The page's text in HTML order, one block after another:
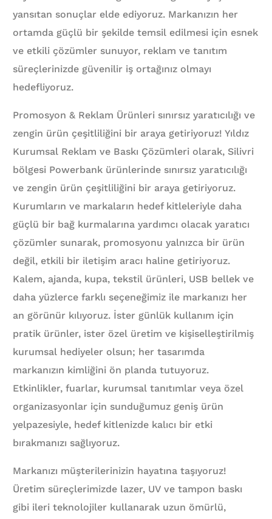
yansıtan sonuçlar elde ediyoruz. Markanızın her
ortamda güçlü bir şekilde temsil edilmesi için esnek
ve etkili çözümler sunuyor, reklam ve tanıtım
süreçlerinizde güvenilir iş ortağınız olmayı
hedefliyoruz.
Promosyon & Reklam Ürünleri sınırsız yaratıcılığı ve
zengin ürün çeşitliliğini bir araya getiriyoruz! Yıldız
Kurumsal Reklam ve Baskı Çözümleri olarak, Silivri
bölgesi Powerbank ürünlerinde sınırsız yaratıcılığı
ve zengin ürün çeşitliliğini bir araya getiriyoruz.
Kurumların ve markaların hedef kitleleriyle daha
güçlü bir bağ kurmalarına yardımcı olacak yaratıcı
çözümler sunarak, promosyonu yalnızca bir ürün
değil, etkili bir iletişim aracı haline getiriyoruz.
Kalem, ajanda, kupa, tekstil ürünleri, USB bellek ve
daha yüzlerce farklı seçeneğimiz ile markanızı her
an görünür kılıyoruz. İster günlük kullanım için
pratik ürünler, ister özel üretim ve kişiselleştirilmiş
kurumsal hediyeler olsun; her tasarımda
markanızın kimliğini ön planda tutuyoruz.
Etkinlikler, fuarlar, kurumsal tanıtımlar veya özel
organizasyonlar için sunduğumuz geniş ürün
yelpazesiyle, hedef kitlenizde kalıcı bir etki
bırakmanızı sağlıyoruz.
Markanızı müşterilerinizin hayatına taşıyoruz!
Üretim süreçlerimizde lazer, UV ve tampon baskı
gibi ileri teknolojiler kullanarak uzun ömürlü,